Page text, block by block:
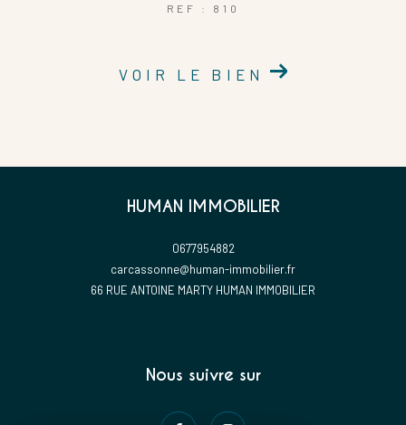
REF : 810
VOIR LE BIEN
HUMAN IMMOBILIER
0677954882
carcassonne@human-immobilier.fr
66 RUE ANTOINE MARTY HUMAN IMMOBILIER
Nous suivre sur